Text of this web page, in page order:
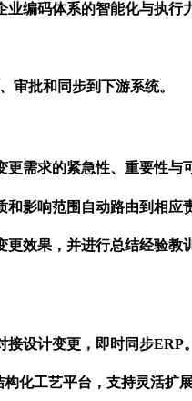
编码体系的智能化与执行
审批和同步到下游系统。
需求的紧急性、重要性与
影响范围自动路由到相应
效果，并进行总结经验教
设计变更，即时同步ERP。
化工艺平台，支持灵活扩